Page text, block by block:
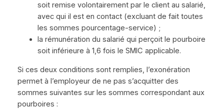
soit remise volontairement par le client au salarié,
avec qui il est en contact (excluant de fait toutes
les sommes pourcentage-service) ;
la rémunération du salarié qui perçoit le pourboire
soit inférieure à 1,6 fois le SMIC applicable.
Si ces deux conditions sont remplies, l’exonération
permet à l’employeur de ne pas s’acquitter des
sommes suivantes sur les sommes correspondant aux
pourboires :